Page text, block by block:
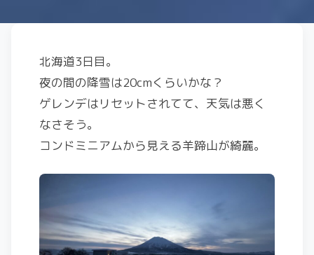
北海道3日目。
夜の間の降雪は20cmくらいかな？
ゲレンデはリセットされてて、天気は悪く
なさそう。
コンドミニアムから見える羊蹄山が綺麗。